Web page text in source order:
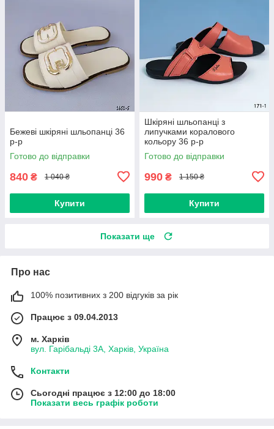
Бежеві шкіряні шльопанці 36
р-р
Готово до відправки
840 ₴ 1 040 ₴
Купити
Шкіряні шльопанці з
липучками коралового
кольору 36 р-р
Готово до відправки
990 ₴ 1 150 ₴
Купити
Показати ще
Про нас
100% позитивних з 200 відгуків за рік
Працює з 09.04.2013
м. Харків
вул. Гарібальді 3А, Харків, Україна
Контакти
Сьогодні працює з 12:00 до 18:00
Показати весь графік роботи